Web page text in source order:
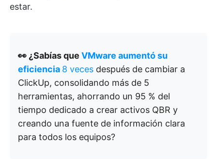
estar.
👀 ¿Sabías que VMware aumentó su
eficiencia 8 veces después de cambiar a
ClickUp, consolidando más de 5
herramientas, ahorrando un 95 % del
tiempo dedicado a crear activos QBR y
creando una fuente de información clara
para todos los equipos?